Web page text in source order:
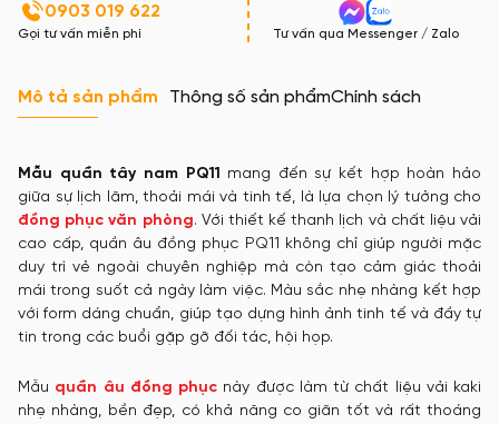
0903 019 622
Gọi tư vấn miễn phí Tư vấn qua Messenger / Zalo
Mô tả sản phẩm Thông số sản phẩmChính sách
Mẫu quần tây nam PQ11
mang đến sự kết hợp hoàn hảo
giữa sự lịch lãm, thoải mái và tinh tế, là lựa chọn lý tưởng cho
đồng phục văn phòng. Với thiết kế thanh lịch và chất liệu vải
cao cấp, quần âu đồng phục PQ11 không chỉ giúp người mặc
duy trì vẻ ngoài chuyên nghiệp mà còn tạo cảm giác thoải
mái trong suốt cả ngày làm việc. Màu sắc nhẹ nhàng kết hợp
với form dáng chuẩn, giúp tạo dựng hình ảnh tinh tế và đầy tự
tin trong các buổi gặp gỡ đối tác, hội họp.
Mẫu quần âu đồng phục này được làm từ chất liệu vải kaki
nhẹ nhàng, bền đẹp, có khả năng co giãn tốt và rất thoáng